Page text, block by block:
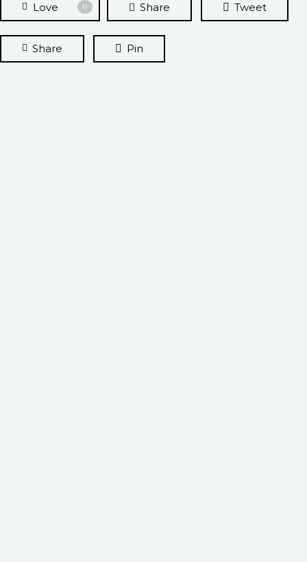
Love 0 Share Tweet
Share Pin